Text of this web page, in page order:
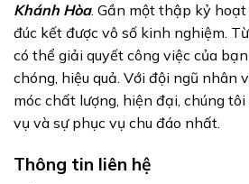
Khánh Hòa. Gần một thập kỷ
đúc kết được vô số kinh nghiệm.
có thể giải quyết công việc của
chóng, hiệu quả. Với đội ngũ nhân
móc chất lượng, hiện đại, chúng
vụ và sự phục vụ chu đáo nhất.
Thông tin liên hệ